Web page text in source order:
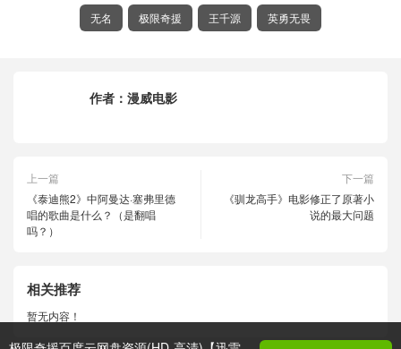
无名 极限奇援 王千源 英勇无畏
作者： 漫威电影
上一篇
《泰迪熊2》中阿曼达·塞弗里德
唱的歌曲是什么？（是翻唱
吗？）
下一篇
《驯龙高手》电影修正了原著小
说的最大问题
相关推荐
暂无内容！